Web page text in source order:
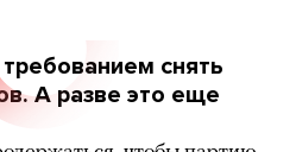
снять
А разве это еще